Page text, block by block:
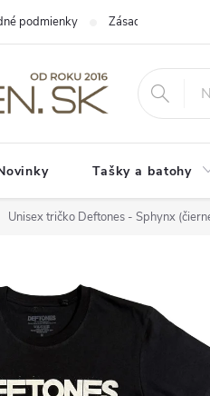
podmienky Zásady
Tašky a batohy
Unisex tričko Deftones - Sphynx